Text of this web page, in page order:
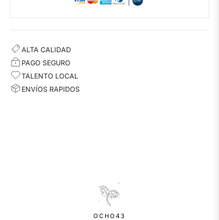
ALTA CALIDAD
PAGO SEGURO
TALENTO LOCAL
ENVÍOS RAPIDOS
OCHO43